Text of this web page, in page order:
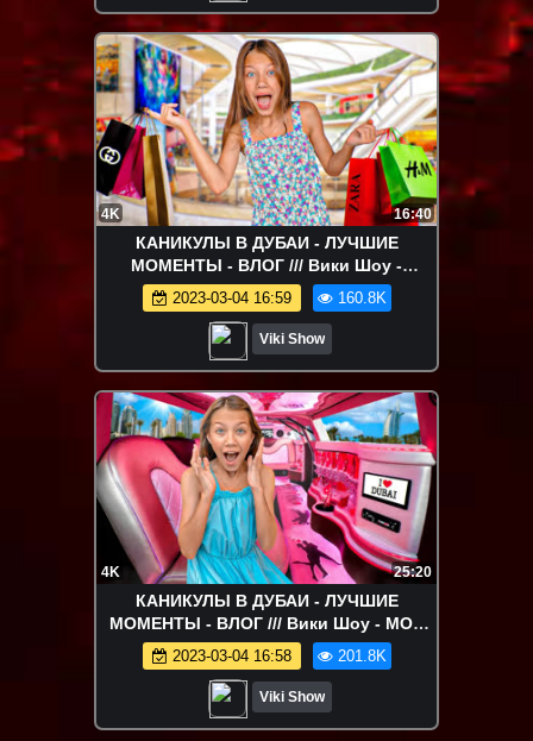
4K 16:40
КАНИКУЛЫ В ДУБАИ - ЛУЧШИЕ
МОМЕНТЫ - ВЛОГ /// Вики Шоу -
ШОПИНГ в Самом Большом Торговом
центре Дубаи * Что я Купила? * Влог /
Вики Шоу
2023-03-04 16:59 160.8K
Viki Show
4K 25:20
КАНИКУЛЫ В ДУБАИ - ЛУЧШИЕ
МОМЕНТЫ - ВЛОГ /// Вики Шоу - МОЙ
ДЕНЬ РОЖДЕНИЯ в Дубаи
Неожиданный Сюрприз от Родителей /
Вики Шоу
2023-03-04 16:58 201.8K
Viki Show